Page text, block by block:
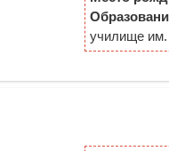
училище